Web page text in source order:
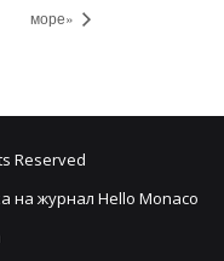
море»
Reserved
на журнал Hello Monaco